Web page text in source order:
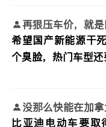
再狠压车价，就
希望国产新能源干
个臭脸，热门车型
没那么快能在加
比亚迪电动车要取